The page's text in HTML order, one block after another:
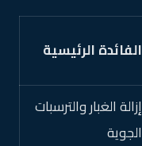
الفائدة الرئيسية
إزالة الغبار والترسبات
الجوية